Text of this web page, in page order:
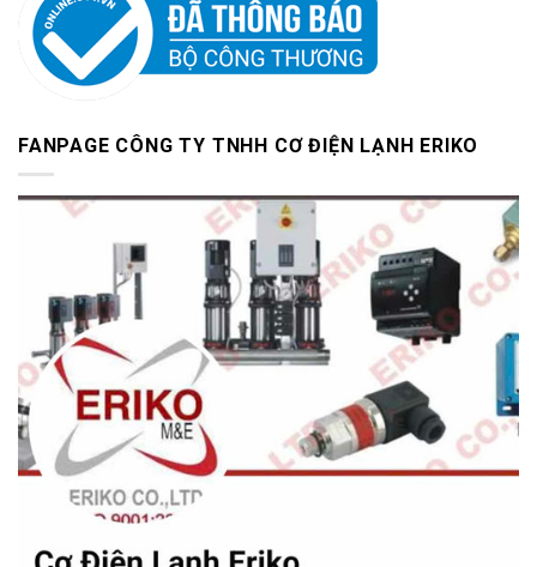
FANPAGE CÔNG TY TNHH CƠ ĐIỆN LẠNH ERIKO